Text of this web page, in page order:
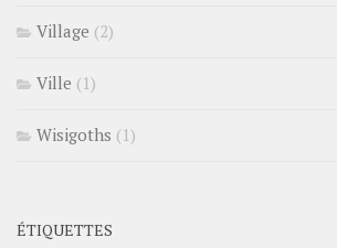
Village (2)
Ville (1)
Wisigoths (1)
ÉTIQUETTES